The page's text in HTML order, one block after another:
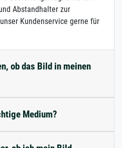
Abstandhalter zur
Kundenservice gerne für
ob das Bild in meinen
Medium?